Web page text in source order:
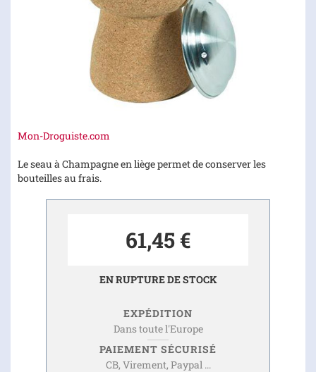
Mon-Droguiste.com
Le seau à Champagne en liège permet de conserver les
bouteilles au frais.
61,45 €
EN RUPTURE DE STOCK
EXPÉDITION
Dans toute l'Europe
PAIEMENT SÉCURISÉ
CB, Virement, Paypal ...
Skip
the
beginning